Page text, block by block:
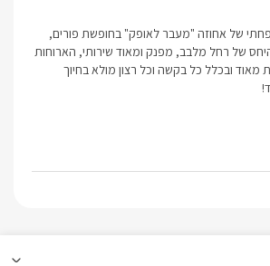
של אחוזה "מעבר לאופק" בחופשת פורים,
של רחל מלבב, מפנק ומאוד שירותי, הארוחות
מאוד ובכלל כל בקשה וכל רצון מולא בחיוך